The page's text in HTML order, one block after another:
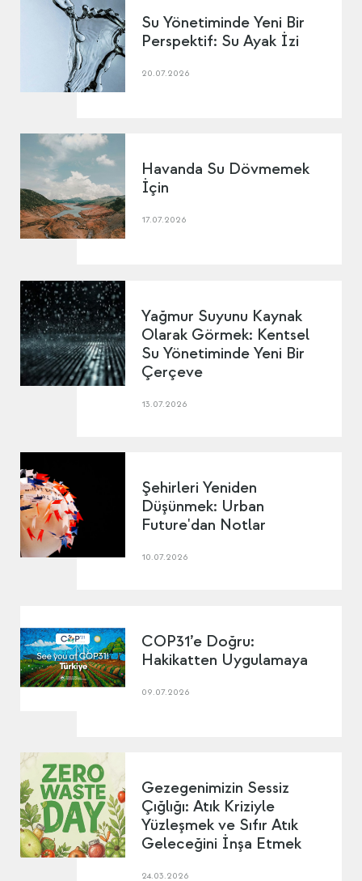
Su Yönetiminde Yeni Bir
Perspektif: Su Ayak İzi
20.07.2026
Havanda Su Dövmemek
İçin
17.07.2026
Yağmur Suyunu Kaynak
Olarak Görmek: Kentsel
Su Yönetiminde Yeni Bir
Çerçeve
13.07.2026
Şehirleri Yeniden
Düşünmek: Urban
Future'dan Notlar
10.07.2026
COP31’e Doğru:
Hakikatten Uygulamaya
09.07.2026
Gezegenimizin Sessiz
Çığlığı: Atık Kriziyle
Yüzleşmek ve Sıfır Atık
Geleceğini İnşa Etmek
24.03.2026